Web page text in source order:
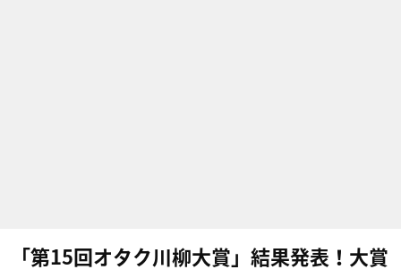
「第15回オタク川柳大賞」結果発表！大賞